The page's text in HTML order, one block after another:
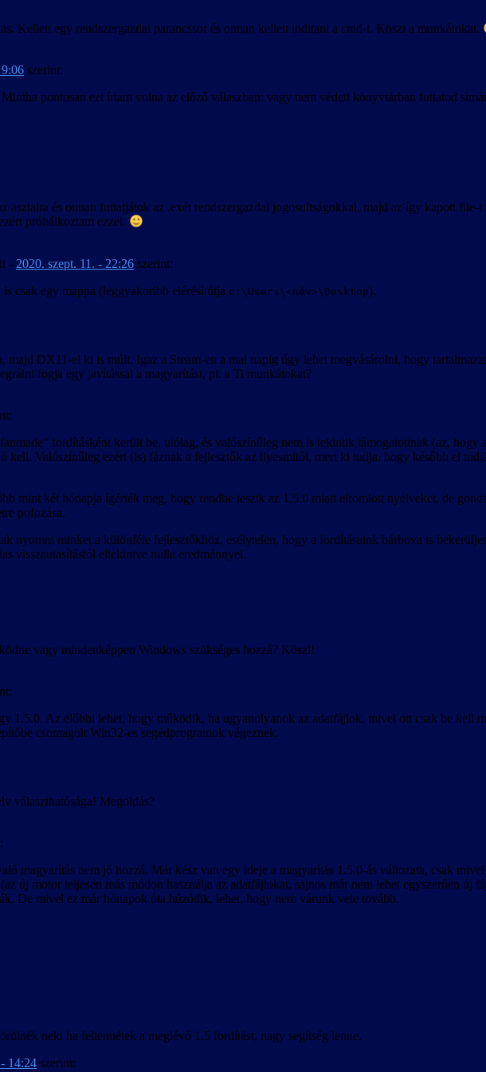
Kellett egy rendszergazdai parancssor és onnan kellett inditani a cmd-t. Köszi a munkátokat.
szerint:
pontosan ezt írtam volna az előző válaszban: vagy nem védett könyvtárban futtatod
asztalra és onnan futtatjátok az .exét rendszergazdai jogosultságokkal, majd az így kapott file-
próbálkoztam ezzel.
- 2020. szept. 11. - 22:26 szerint:
csak egy mappa (leggyakoribb elérési útja c:\Users\<név>\Desktop).
DX11-el ki is múlt. Igaz a Steam-en a mai napig úgy lehet megvásárolni, hogy
fogja egy javítással a magyarítást, pl. a Ti munkátokat?
fordításként került be, utólag, és valószínűleg nem is tekintik támogatottnak (az, hogy
kell. Valószínűleg ezért (is) fáznak a fejlesztők az ilyesmitől, mert ki tudja, hogy később el
mint két hónapja ígérték meg, hogy rendbe teszik az 1.5.0 miatt elromlott nyelveket, de
pofozása.
nyomni minket a különféle fejlesztőkhöz, esélytelen, hogy a fordításaink bárhova is
visszautasítástól eltekintve nulla eredménnyel.
vagy mindenképpen Windows szükséges hozzá? Köszi!
Az előbbi lehet, hogy működik, ha ugyanolyanok az adatfájlok, mivel ott csak be kell
csomagolt Win32-es segédprogramok végeznek.
választhatósága! Megoldás?
magyarítás nem jó hozzá. Már kész van egy ideje a magyarítás 1.5.0-ás változata, csak
új motor teljesen más módon használja az adatfájlokat, sajnos már nem lehet egyszerűen új
De mivel ez már hónapok óta húzódik, lehet, hogy nem várunk vele tovább.
neki ha feltennétek a meglévő 1.5 fordítást, nagy segítség lenne.
14:24 szerint: